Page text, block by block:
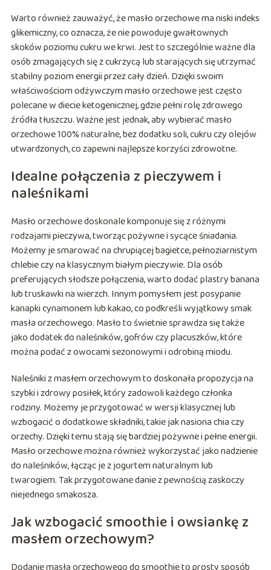
Warto również zauważyć, że masło orzechowe ma niski indeks
glikemiczny, co oznacza, że nie powoduje gwałtownych
skoków poziomu cukru we krwi. Jest to szczególnie ważne dla
osób zmagających się z cukrzycą lub starających się utrzymać
stabilny poziom energii przez cały dzień. Dzięki swoim
właściwościom odżywczym masło orzechowe jest często
polecane w diecie ketogenicznej, gdzie pełni rolę zdrowego
źródła tłuszczu. Ważne jest jednak, aby wybierać masło
orzechowe 100% naturalne, bez dodatku soli, cukru czy olejów
utwardzonych, co zapewni najlepsze korzyści zdrowotne.
Idealne połączenia z pieczywem i
naleśnikami
Masło orzechowe doskonale komponuje się z różnymi
rodzajami pieczywa, tworząc pożywne i sycące śniadania.
Możemy je smarować na chrupiącej bagietce, pełnoziarnistym
chlebie czy na klasycznym białym pieczywie. Dla osób
preferujących słodsze połączenia, warto dodać plastry banana
lub truskawki na wierzch. Innym pomysłem jest posypanie
kanapki cynamonem lub kakao, co podkreśli wyjątkowy smak
masła orzechowego. Masło to świetnie sprawdza się także
jako dodatek do naleśników, gofrów czy placuszków, które
można podać z owocami sezonowymi i odrobiną miodu.
Naleśniki z masłem orzechowym to doskonała propozycja na
szybki i zdrowy posiłek, który zadowoli każdego członka
rodziny. Możemy je przygotować w wersji klasycznej lub
wzbogacić o dodatkowe składniki, takie jak nasiona chia czy
orzechy. Dzięki temu stają się bardziej pożywne i pełne energii.
Masło orzechowe można również wykorzystać jako nadzienie
do naleśników, łącząc je z jogurtem naturalnym lub
twarogiem. Tak przygotowane danie z pewnością zaskoczy
niejednego smakosza.
Jak wzbogacić smoothie i owsiankę z
masłem orzechowym?